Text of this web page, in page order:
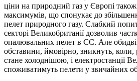
ціни на природний газ у Європі також
максимумів, що спонукає до
пелет природного газу. Слабкий
секторі Великобританії дозволив
опалювальних пелет в ЄС. Але обидві
обставини, ймовірно, зникнуть, коли,
стане холоднішою, і електростанції
споживатимуть пелети у звичайних